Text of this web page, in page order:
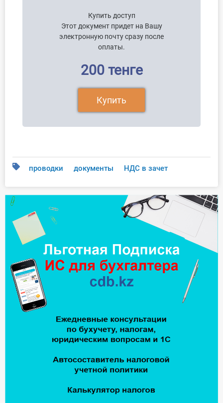
Купить доступ
Этот документ придет на Вашу
электронную почту сразу после
оплаты.
200 тенге
Купить
проводки документы НДС в зачет